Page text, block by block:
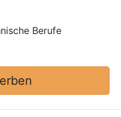
Berufe